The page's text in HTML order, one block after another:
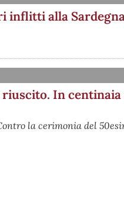
inflitti alla
In
la cerimonia del